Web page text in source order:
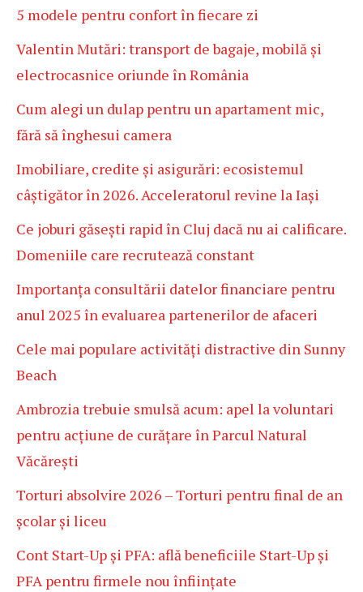
5 modele pentru confort în fiecare zi
Valentin Mutări: transport de bagaje, mobilă și
electrocasnice oriunde în România
Cum alegi un dulap pentru un apartament mic,
fără să înghesui camera
Imobiliare, credite și asigurări: ecosistemul
câștigător în 2026. Acceleratorul revine la Iași
Ce joburi găsești rapid în Cluj dacă nu ai calificare.
Domeniile care recrutează constant
Importanța consultării datelor financiare pentru
anul 2025 în evaluarea partenerilor de afaceri
Cele mai populare activități distractive din Sunny
Beach
Ambrozia trebuie smulsă acum: apel la voluntari
pentru acțiune de curățare în Parcul Natural
Văcărești
Torturi absolvire 2026 – Torturi pentru final de an
școlar și liceu
Cont Start-Up și PFA: află beneficiile Start-Up și
PFA pentru firmele nou înființate